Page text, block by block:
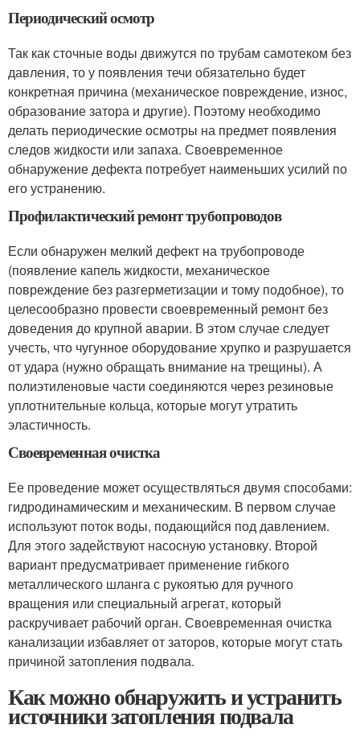
Периодический осмотр
Так как сточные воды движутся по трубам самотеком без
давления, то у появления течи обязательно будет
конкретная причина (механическое повреждение, износ,
образование затора и другие). Поэтому необходимо
делать периодические осмотры на предмет появления
следов жидкости или запаха. Своевременное
обнаружение дефекта потребует наименьших усилий по
его устранению.
Профилактический ремонт трубопроводов
Если обнаружен мелкий дефект на трубопроводе
(появление капель жидкости, механическое
повреждение без разгерметизации и тому подобное), то
целесообразно провести своевременный ремонт без
доведения до крупной аварии. В этом случае следует
учесть, что чугунное оборудование хрупко и разрушается
от удара (нужно обращать внимание на трещины). А
полиэтиленовые части соединяются через резиновые
уплотнительные кольца, которые могут утратить
эластичность.
Своевременная очистка
Ее проведение может осуществляться двумя способами:
гидродинамическим и механическим. В первом случае
используют поток воды, подающийся под давлением.
Для этого задействуют насосную установку. Второй
вариант предусматривает применение гибкого
металлического шланга с рукоятью для ручного
вращения или специальный агрегат, который
раскручивает рабочий орган. Своевременная очистка
канализации избавляет от заторов, которые могут стать
причиной затопления подвала.
Как можно обнаружить и устранить
источники затопления подвала